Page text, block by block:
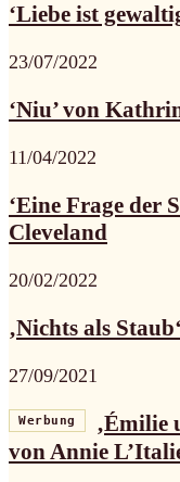
‘Liebe ist
23/07/2022
‘Niu’ von
11/04/2022
‘Eine Frage der
Cleveland
20/02/2022
‚Nichts als
27/09/2021
Werbung
‚Émilie
von Annie